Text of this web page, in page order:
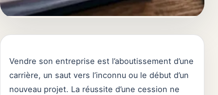
Vendre son entreprise est l’aboutissement d’une
carrière, un saut vers l’inconnu ou le début d’un
nouveau projet. La réussite d’une cession ne